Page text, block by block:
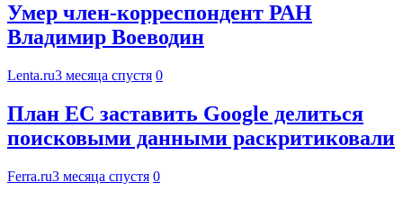
Умер член-корреспондент РАН
Владимир Воеводин
Lenta.ru3 месяца спустя 0
План ЕС заставить Google делиться
поисковыми данными раскритиковали
Ferra.ru3 месяца спустя 0